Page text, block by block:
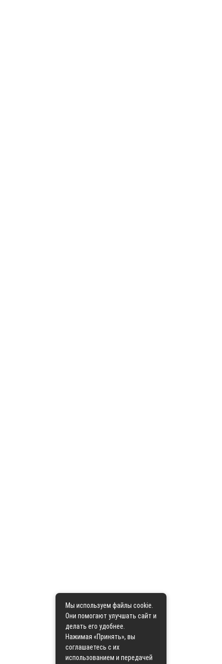
Мы используем файлы cookie.
Они помогают улучшать сайт и
делать его удобнее.
Нажимая «Принять», вы
соглашаетесь с их
использованием и передачей